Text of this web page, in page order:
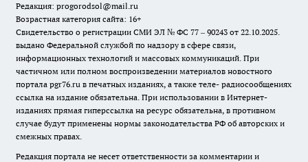
Редакция: progorodsol@mail.ru
Возрастная категория сайта: 16+
Свидетельство о регистрации СМИ ЭЛ № ФС 77 – 90243 от 22.10.2025.
выдано Федеральной службой по надзору в сфере связи,
информационных технологий и массовых коммуникаций. При
частичном или полном воспроизведении материалов новостного
портала pgr76.ru в печатных изданиях, а также теле- радиосообщениях
ссылка на издание обязательна. При использовании в Интернет-
изданиях прямая гиперссылка на ресурс обязательна, в противном
случае будут применены нормы законодательства РФ об авторских и
смежных правах.
Редакция портала не несет ответственности за комментарии и